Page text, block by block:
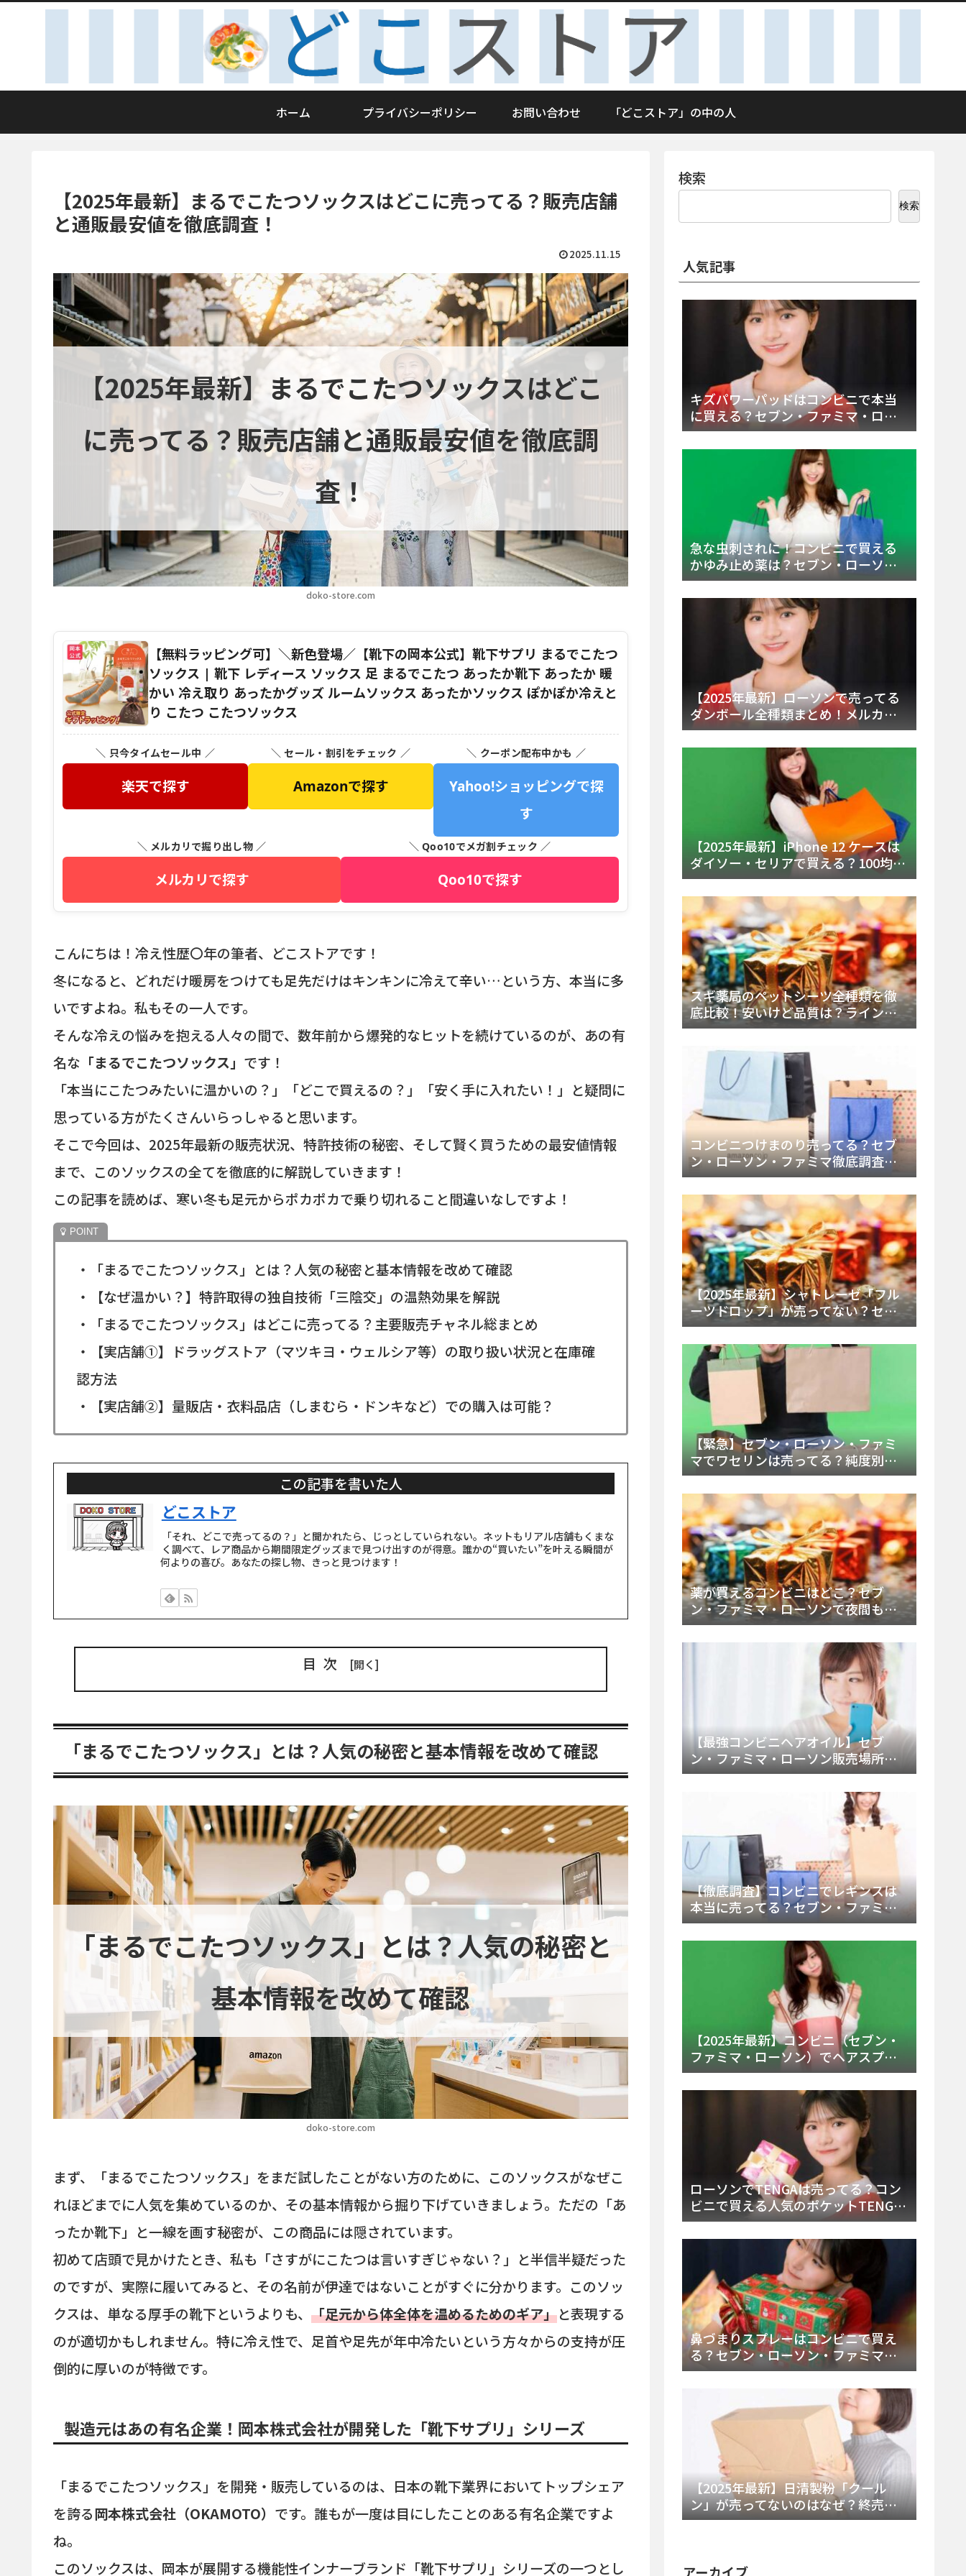
ホーム プライバシーポリシー お問い合わせ 「どこストア」の中の人
【2025年最新】まるでこたつソックスはどこに売ってる？販売店舗
と通販最安値を徹底調査！
2025.11.15
doko-store.com
【2025年最新】まるでこたつソックスはどこ
に売ってる？販売店舗と通販最安値を徹底調
査！
【無料ラッピング可】＼新色登場／【靴下の岡本公式】靴下サプリ まるでこたつ
ソックス | 靴下 レディース ソックス 足 まるでこたつ あったか靴下 あったか 暖
かい 冷え取り あったかグッズ ルームソックス あったかソックス ぽかぽか冷えと
り こたつ こたつソックス
＼ 只今タイムセール中 ／
楽天で探す
＼ セール・割引をチェック ／
Amazonで探す
＼ クーポン配布中かも ／
Yahoo!ショッピングで探
す
＼ メルカリで掘り出し物 ／
メルカリで探す
＼ Qoo10でメガ割チェック ／
Qoo10で探す
こんにちは！冷え性歴〇年の筆者、どこストアです！
冬になると、どれだけ暖房をつけても足先だけはキンキンに冷えて辛い…という方、本当に多
いですよね。私もその一人です。
そんな冷えの悩みを抱える人々の間で、数年前から爆発的なヒットを続けているのが、あの有
名な 「まるでこたつソックス」 です！
「本当にこたつみたいに温かいの？」「どこで買えるの？」「安く手に入れたい！」と疑問に
思っている方がたくさんいらっしゃると思います。
そこで今回は、2025年最新の販売状況、特許技術の秘密、そして賢く買うための最安値情報
まで、このソックスの全てを徹底的に解説していきます！
この記事を読めば、寒い冬も足元からポカポカで乗り切れること間違いなしですよ！
・「まるでこたつソックス」とは？人気の秘密と基本情報を改めて確認
・【なぜ温かい？】特許取得の独自技術「三陰交」の温熱効果を解説
・「まるでこたつソックス」はどこに売ってる？主要販売チャネル総まとめ
・【実店舗①】ドラッグストア（マツキヨ・ウェルシア等）の取り扱い状況と在庫確
認方法
・【実店舗②】量販店・衣料品店（しまむら・ドンキなど）での購入は可能？
この記事を書いた人
どこストア
「それ、どこで売ってるの？」と聞かれたら、じっとしていられない。ネットもリアル店舗もくまな
く調べて、レア商品から期間限定グッズまで見つけ出すのが得意。誰かの“買いたい”を叶える瞬間が
何よりの喜び。あなたの探し物、きっと見つけます！
目次
「まるでこたつソックス」とは？人気の秘密と基本情報を改めて確認
doko-store.com
「まるでこたつソックス」とは？人気の秘密と
基本情報を改めて確認
まず、「まるでこたつソックス」をまだ試したことがない方のために、このソックスがなぜこ
れほどまでに人気を集めているのか、その基本情報から掘り下げていきましょう。ただの「あ
ったか靴下」と一線を画す秘密が、この商品には隠されています。
初めて店頭で見かけたとき、私も「さすがにこたつは言いすぎじゃない？」と半信半疑だった
のですが、実際に履いてみると、その名前が伊達ではないことがすぐに分かります。このソッ
クスは、単なる厚手の靴下というよりも、 「足元から体全体を温めるためのギア」と表現する
のが適切かもしれません。特に冷え性で、足首や足先が年中冷たいという方々からの支持が圧
倒的に厚いのが特徴です。
製造元はあの有名企業！岡本株式会社が開発した「靴下サプリ」シリーズ
「まるでこたつソックス」を開発・販売しているのは、日本の靴下業界においてトップシェア
を誇る岡本株式会社（OKAMOTO） です。誰もが一度は目にしたことのある有名企業ですよ
ね。
このソックスは、岡本が展開する機能性インナーブランド「靴下サプリ」シリーズの一つとし
検索
検索
人気記事
キズパワーパッドはコンビニで本当
に買える？セブン・ファミマ・ロー
ソン徹底調査＆値段と種類別販売場
所まとめ
急な虫刺されに！コンビニで買える
かゆみ止め薬は？セブン・ローソ
ン・ファミマの販売状況と定番商品
まとめ
【2025年最新】ローソンで売ってる
ダンボール全種類まとめ！メルカリ
便・ゆうパック対応サイズと価格を
徹底解説
【2025年最新】iPhone 12 ケースは
ダイソー・セリアで買える？100均の
在庫状況と失敗しない選び方を徹底
解説！
スギ薬局のペットシーツ全種類を徹
底比較！安いけど品質は？ラインナ
ップと販売店（Amazon・楽天含む）
コンビニつけまのり売ってる？セブ
ン・ローソン・ファミマ徹底調査！
ドンキや薬局、Amazon楽天で買う方
法まとめ
【2025年最新】シャトレーゼ「フル
ーツドロップ」が売ってない？セブ
ンでの販売終了理由と代替アイスを
徹底解説！
【緊急】セブン・ローソン・ファミ
マでワセリンは売ってる？純度別お
すすめ品と販売場所を徹底まとめ
薬が買えるコンビニはどこ？セブ
ン・ファミマ・ローソンで夜間も買
える市販薬の種類と販売店の探し方
【2025年最新】
【最強コンビニヘアオイル】セブ
ン・ファミマ・ローソン販売場所
は？今すぐ買えるおすすめ市販品を
【徹底調査】コンビニでレギンスは
本当に売ってる？セブン・ファミ
マ・ローソンの取扱店舗とメーカ
ー・内容物を詳しく調べてみた！
【2025年最新】コンビニ（セブン・
ファミマ・ローソン）でヘアスプレ
ーは売ってる？販売場所と買える種
類・値段を徹底調査！
ローソンでTENGAは売ってる？コン
ビニで買える人気のポケットTENGA
とエッグの取り扱い店舗と陳列場所
を徹底解説！
鼻づまりスプレーはコンビニで買え
る？セブン・ローソン・ファミマの
販売時間と主要製品を徹底解説
【2025年最新】日清製粉「クール
ン」が売ってないのはなぜ？終売の
真相とレアチーズケーキ代替品・再
アーカイブ